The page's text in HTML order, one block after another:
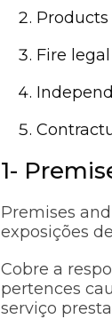
Fire legal
1-
Premises
exposições
Cobre a
pertences
serviço